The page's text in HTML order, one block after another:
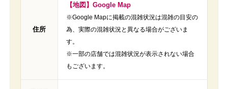
住所
【地図】Google Map
※Google Mapに掲載の混雑状況は混雑の目安の
為、実際の混雑状況と異なる場合がございま
す。
※一部の店舗では混雑状況が表示されない場合
もございます。